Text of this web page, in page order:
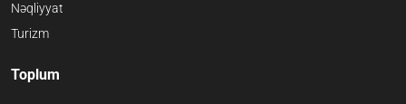
Nəqliyyat
Turizm
Toplum